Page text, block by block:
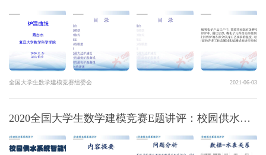
全国大学生数学建模竞赛组委会 2021-06-03
2020全国大学生数学建模竞赛E题讲评：校园供水系统智能管理